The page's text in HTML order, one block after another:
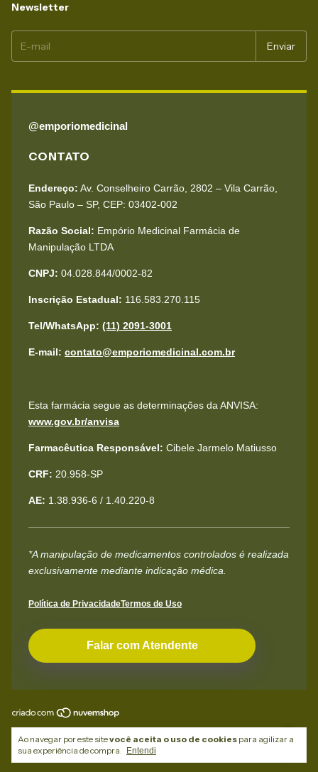
Ao navegar por este sitevocê aceita o uso de cookies para agilizar a
sua experiência de compra.
Entendi
Newsletter
@emporiomedicinal
CONTATO
Endereço: Av. Conselheiro Carrão, 2802 – Vila Carrão,
São Paulo – SP, CEP: 03402-002
Razão Social: Empório Medicinal Farmácia de
Manipulação LTDA
CNPJ: 04.028.844/0002-82
Inscrição Estadual: 116.583.270.115
Tel/WhatsApp: (11) 2091-3001
E-mail: contato@emporiomedicinal.com.br
Esta farmácia segue as determinações da ANVISA:
www.gov.br/anvisa
Farmacêutica Responsável: Cibele Jarmelo Matiusso
CRF: 20.958-SP
AE: 1.38.936-6 / 1.40.220-8
*A manipulação de medicamentos controlados é realizada
exclusivamente mediante indicação médica.
Política de PrivacidadeTermos de Uso
Falar com Atendente
Copyright Empório Medicinal - 04028844000100 - 2026. Todos os direitos
reservados.